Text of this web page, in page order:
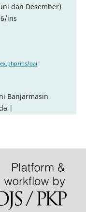
dan Desember)
ins
ins/oai
Banjarmasin
|